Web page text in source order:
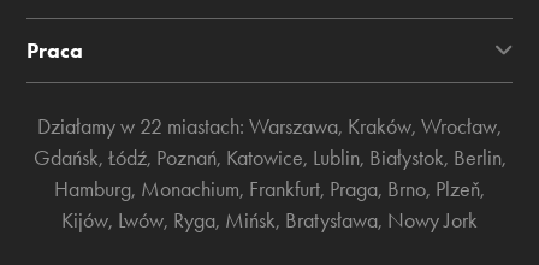
Praca
Działamy w 22 miastach: Warszawa, Kraków, Wrocław,
Gdańsk, Łódź, Poznań, Katowice, Lublin, Białystok, Berlin,
Hamburg, Monachium, Frankfurt, Praga, Brno, Plzeň,
Kijów, Lwów, Ryga, Mińsk, Bratysława, Nowy Jork